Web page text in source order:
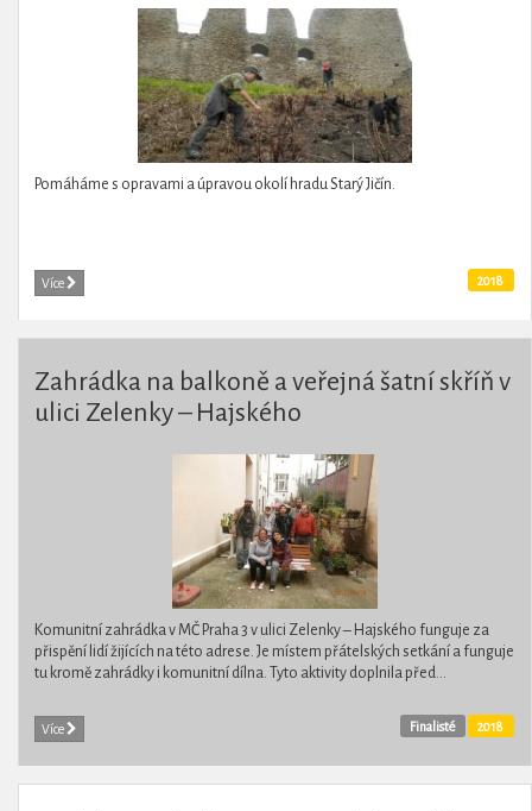
Pomáháme s opravami a úpravou okolí hradu Starý Jičín.
Více 2018
Zahrádka na balkoně a veřejná šatní skříň v
ulici Zelenky – Hajského
Komunitní zahrádka v MČ Praha 3 v ulici Zelenky – Hajského funguje za
přispění lidí žijících na této adrese. Je místem přátelských setkání a funguje
tu kromě zahrádky i komunitní dílna. Tyto aktivity doplnila před...
Více 2018
Finalisté